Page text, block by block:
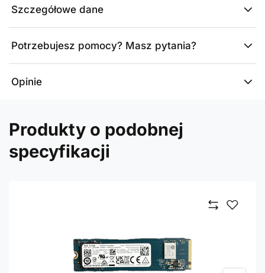
Szczegółowe dane
Potrzebujesz pomocy? Masz pytania?
Opinie
Produkty o podobnej
specyfikacji